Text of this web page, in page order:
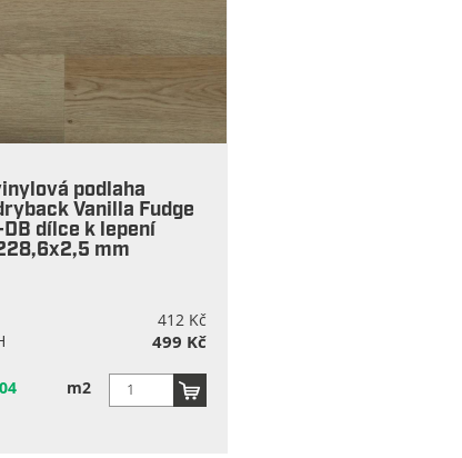
podlaha
Vanilla Fudge
dílce k lepení
mm
412 Kč
499 Kč
m2